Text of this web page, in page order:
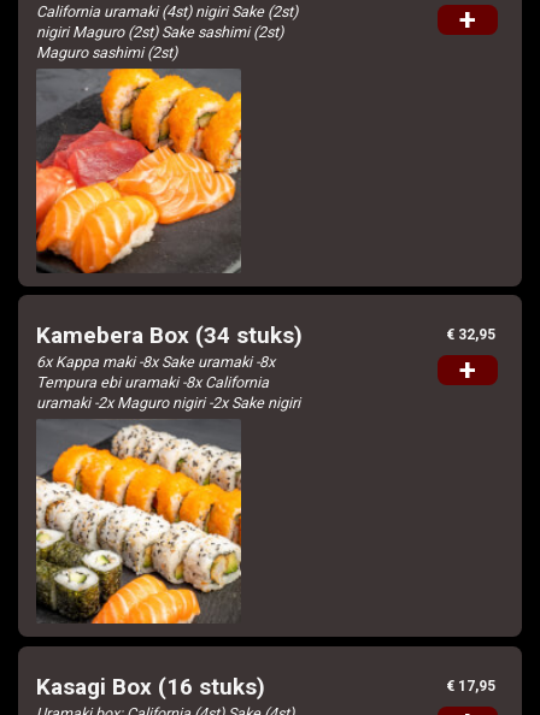
California uramaki (4st) nigiri Sake (2st)
nigiri Maguro (2st) Sake sashimi (2st)
Maguro sashimi (2st)
+
Kamebera Box (34 stuks)
6x Kappa maki -8x Sake uramaki -8x
Tempura ebi uramaki -8x California
uramaki -2x Maguro nigiri -2x Sake nigiri
€ 32,95
+
Kasagi Box (16 stuks) € 17,95